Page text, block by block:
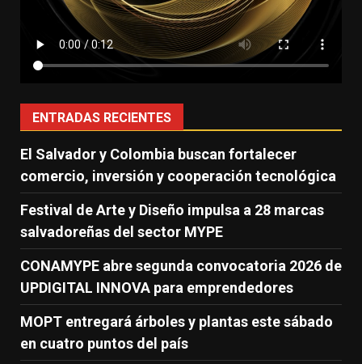
ENTRADAS RECIENTES
El Salvador y Colombia buscan fortalecer
comercio, inversión y cooperación tecnológica
Festival de Arte y Diseño impulsa a 28 marcas
salvadoreñas del sector MYPE
CONAMYPE abre segunda convocatoria 2026 de
UPDIGITAL INNOVA para emprendedores
MOPT entregará árboles y plantas este sábado
en cuatro puntos del país